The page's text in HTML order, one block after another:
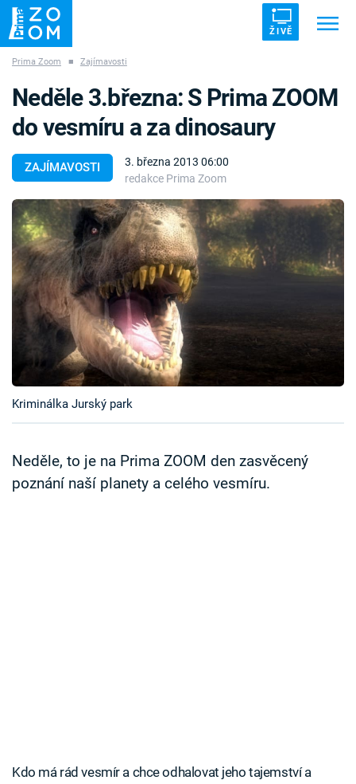
ŽIVĚ
ZÁHADY VETŘELCI DÁVNOVĚKU
Témata
Témata
Pořady
TV Program
Časopis
Sledujte prima+
Přihlášení
Prima Zoom ■ Zajímavosti
ZAJÍMAVOSTI
3. března 2013 06:00
redakce Prima Zoom
Neděle 3.března: S Prima ZOOM
do vesmíru a za dinosaury
Kriminálka Jurský park
Neděle, to je na Prima ZOOM den zasvěcený
poznání naší planety a celého vesmíru.
Kdo má rád vesmír a chce odhalovat jeho tajemství a